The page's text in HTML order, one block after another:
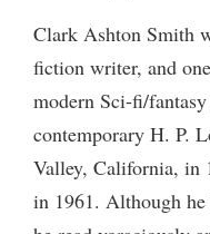
Clark Ashton Smith
fiction writer, and
modern Sci-fi/
contemporary H. P.
Valley, California, in
in 1961. Although